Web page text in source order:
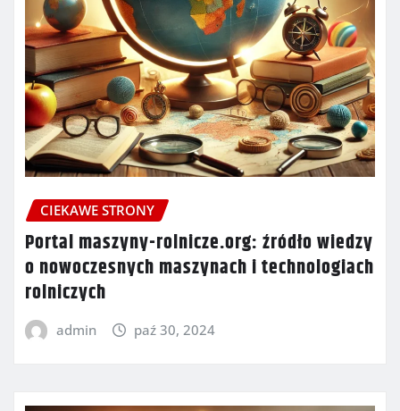
CIEKAWE STRONY
Portal maszyny-rolnicze.org: źródło wiedzy
o nowoczesnych maszynach i technologiach
rolniczych
admin paź 30, 2024